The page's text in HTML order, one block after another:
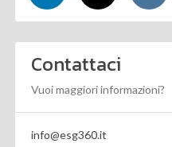
Contattaci
Vuoi maggiori informazioni?
info@esg360.it